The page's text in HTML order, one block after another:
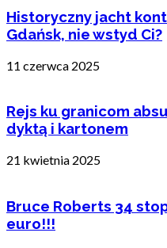
Historyczny jacht
Gdańsk, nie wstyd Ci?
11 czerwca 2025
Rejs ku granicom
dyktą i kartonem
21 kwietnia 2025
Bruce Roberts 34
euro!!!